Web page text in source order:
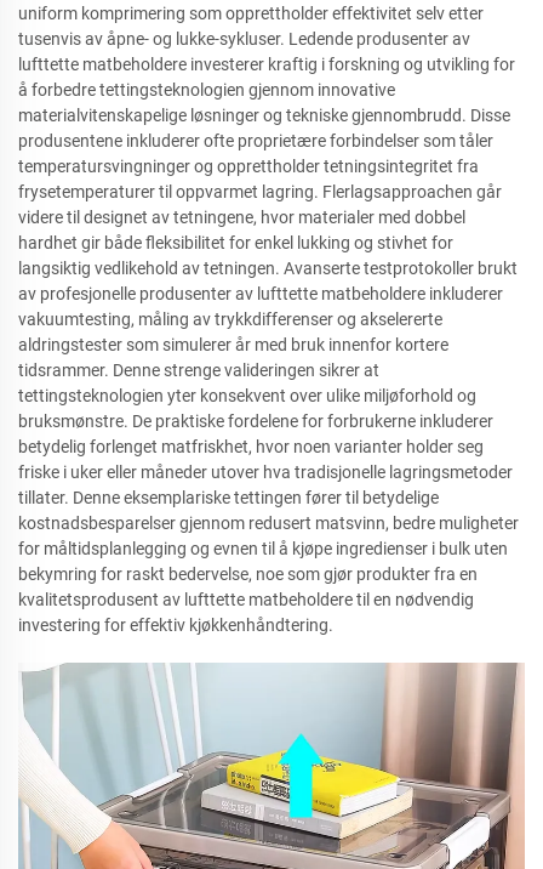
uniform komprimering som opprettholder effektivitet selv etter
tusenvis av åpne- og lukke-sykluser. Ledende produsenter av
lufttette matbeholdere investerer kraftig i forskning og utvikling for
å forbedre tettingsteknologien gjennom innovative
materialvitenskapelige løsninger og tekniske gjennombrudd. Disse
produsentene inkluderer ofte proprietære forbindelser som tåler
temperatursvingninger og opprettholder tetningsintegritet fra
frysetemperaturer til oppvarmet lagring. Flerlagsapproachen går
videre til designet av tetningene, hvor materialer med dobbel
hardhet gir både fleksibilitet for enkel lukking og stivhet for
langsiktig vedlikehold av tetningen. Avanserte testprotokoller brukt
av profesjonelle produsenter av lufttette matbeholdere inkluderer
vakuumtesting, måling av trykkdifferenser og akselererte
aldringstester som simulerer år med bruk innenfor kortere
tidsrammer. Denne strenge valideringen sikrer at
tettingsteknologien yter konsekvent over ulike miljøforhold og
bruksmønstre. De praktiske fordelene for forbrukerne inkluderer
betydelig forlenget matfriskhet, hvor noen varianter holder seg
friske i uker eller måneder utover hva tradisjonelle lagringsmetoder
tillater. Denne eksemplariske tettingen fører til betydelige
kostnadsbesparelser gjennom redusert matsvinn, bedre muligheter
for måltidsplanlegging og evnen til å kjøpe ingredienser i bulk uten
bekymring for raskt bedervelse, noe som gjør produkter fra en
kvalitetsprodusent av lufttette matbeholdere til en nødvendig
investering for effektiv kjøkkenhåndtering.